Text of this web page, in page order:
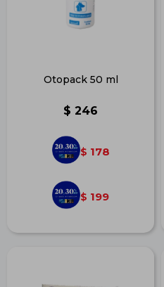
Otopack 50 ml
$ 246
$ 178
$ 199